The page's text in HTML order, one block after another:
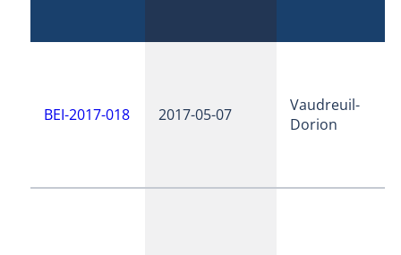
BEI-2017-018 2017-05-07
Vaudreuil-
Dorion